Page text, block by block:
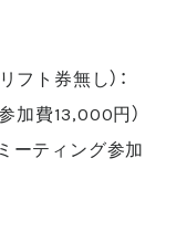
ト券無し）：
加費13,000円）
ーティング参加